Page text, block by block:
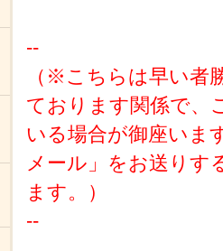
--
（※こちらは早い者
ております関係で、
いる場合が御座いま
メール」をお送りす
ます。）
--